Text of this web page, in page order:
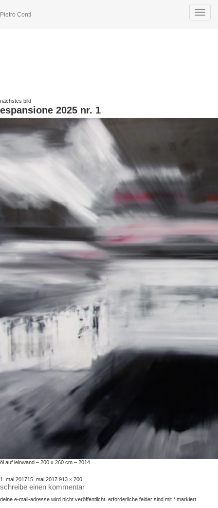
Toggle
Pietro Conti
nächstes bild
espansione 2025 nr. 1
öl auf leinwand – 200 x 260 cm – 2014
veröffentlicht
am
1. mai 201715. mai 2017 volle
größe
913 × 700
schreibe einen kommentar
deine e-mail-adresse wird nicht veröffentlicht. erforderliche felder sind mit * markiert